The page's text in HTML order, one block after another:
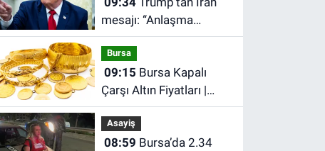
mesajı: “Anlaşma
yapmayı tercih ederim”
Bursa
09:15
Çarşı Altın Fiyatları |
Bursa'da Çeyrek Altın,
Gram Altın, Tam Altın
Ne Kadar? En Güncel
Asayiş
08:59